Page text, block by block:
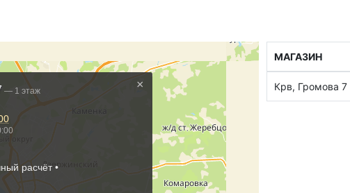
МАГАЗИН
Крв, Громова 7